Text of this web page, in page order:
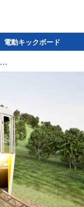
電動キックボード
富士急グループ、「十国峠スロープカー」を2027年夏に運行開始。老朽化した十国峠パノラマケーブルカーを置き換え、バリアフリー化も進む